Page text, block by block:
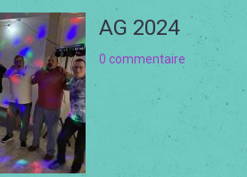
AG 2024
0 commentaire